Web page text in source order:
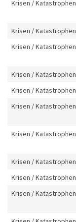
Krisen / Katastrophen
Krisen / Katastrophen
Krisen / Katastrophen
Krisen / Katastrophen
Krisen / Katastrophen
Krisen / Katastrophen
Krisen / Katastrophen
Krisen / Katastrophen
Krisen / Katastrophen
Krisen / Katastrophen